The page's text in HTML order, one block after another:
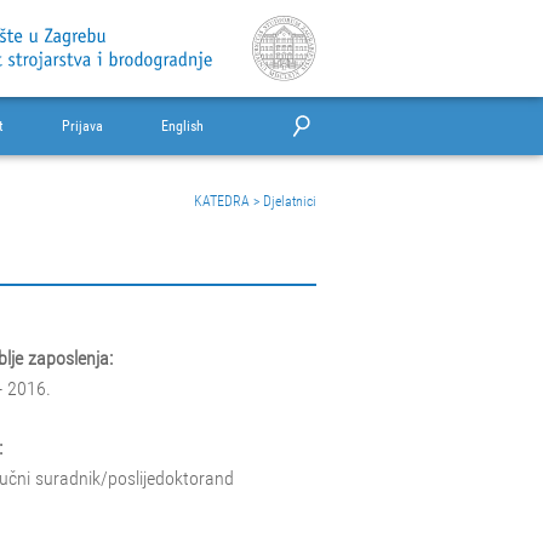
Prijava English
KATEDRA > Djelatnici
zaposlenja:
2016.
suradnik/poslijedoktorand